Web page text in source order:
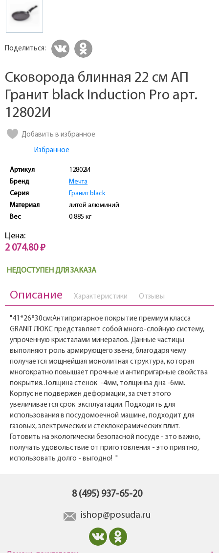
Поделиться:
Сковорода блинная 22 см АП
Гранит black Induction Pro арт.
12802И
Добавить в избранное
Избранное
Артикул
12802И
Бренд
Мечта
Серия
Гранит black
Материал
литой алюминий
Вес
0.885 кг
Цена:
2 074.80 ₽
НЕДОСТУПЕН ДЛЯ ЗАКАЗА
Описание Характеристики Отзывы
"41*26*30см;Антипригарное покрытие премиум класса
GRANIT ЛЮКС представляет собой много-слойную систему,
упроченную кристалами минералов. Данные частицы
выполняют роль армирующего звена, благодаря чему
получается мощнейшая монолитная структура, которая
многократно повышает прочные и антипригарные свойства
покрытия..Толщина стенок -4мм, толщинва дна -6мм.
Корпус не подвержен деформации, за счет этого
увеличивается срок эксплуатации. Подходить для
использования в посудомоечной машине, подходит для
газовых, электрических и стеклокерамических плит.
Готовить на экологически безопасной посуде - это важно,
получать удовольствие от приготовления - это приятно,
использовать долго - выгодно! "
8 (495) 937-65-20
ishop@posuda.ru